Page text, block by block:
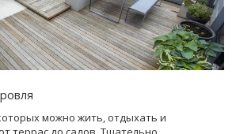
можно жить, отдыхать и